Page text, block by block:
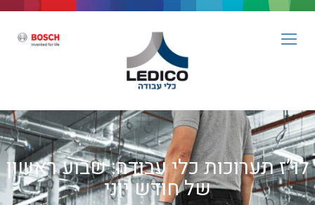
לו”ז תערוכות כלי עבודה: שבוע ראשון
של חודש יוני